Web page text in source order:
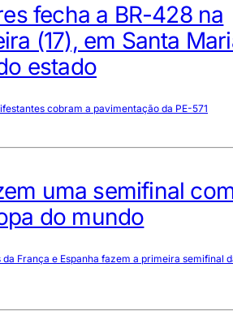
fecha a BR-428 na
(17), em Santa
estado
cobram a pavimentação da PE-571
uma semifinal
do mundo
França e Espanha fazem a primeira semifinal